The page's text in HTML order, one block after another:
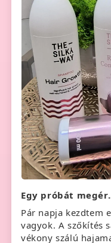
Egy próbát
Pár napja kezdtem
vagyok. A szőkítés
vékony szálú